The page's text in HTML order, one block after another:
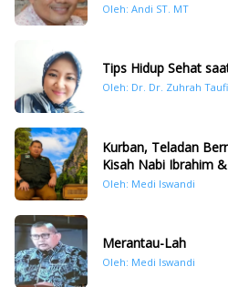
Oleh: Andi ST. MT
Tips Hidup Sehat
Oleh: Dr. Dr. Zuhrah
Kurban, Teladan
Kisah Nabi Ibrahim
Oleh: Medi Iswandi
Merantau-Lah
Oleh: Medi Iswandi